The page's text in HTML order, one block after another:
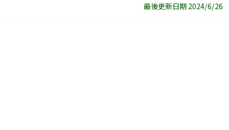
最後更新日期 2024/6/26